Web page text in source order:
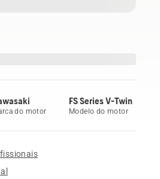
do motor
FS Series V-Twin
Modelo do motor